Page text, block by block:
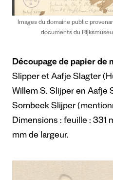
Images du domaine public
documents du
Découpage de papier de
Slipper et Aafje Slagter
Willem S. Slijper en Aafje
Sombeek Slijper
Dimensions : feuille : 331
mm de largeur.